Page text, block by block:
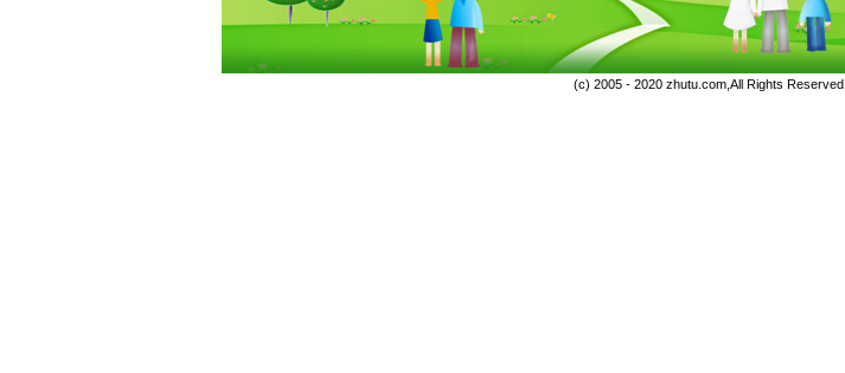
(c) 2005 - 2020 zhutu.com,All Rights Reserved